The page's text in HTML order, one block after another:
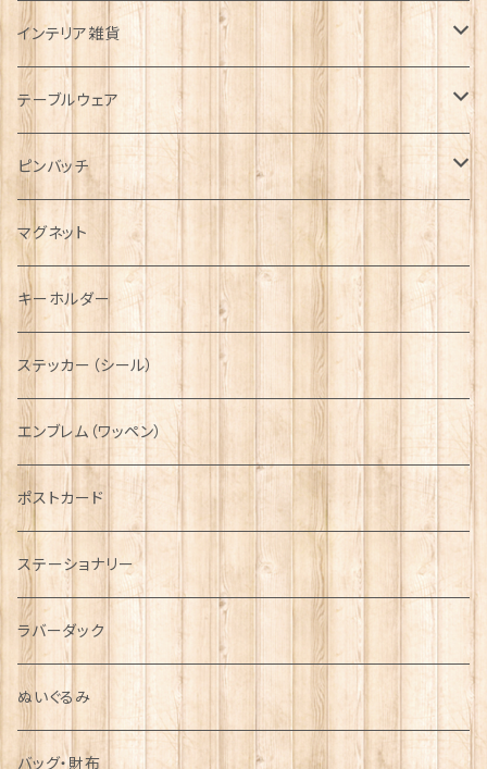
帽子
キャップ
ハンチング帽
キャスケット
ディアストーカー
Tシャツ
マフラー
タータン【Bronte by Moon】
タータン【Glencroft】
ボタンラップマフラー【Aran Traditions】
サッシュ
スカーフ
ファッションマスク
ORTAK
ブローチ
ペンダント
チャーム
その他のアクセサリー
インテリア雑貨
インテリア置物
ラブスプーン
ラブスプーン【SION LLEWELLYN】
ラブスプーン【PAUL CURTIS】
ファブリック
テーブルウェア
ティータオル
ペーパーナプキン
ティーコジー
その他テーブルウェア
ピンバッチ
ジェネラルデザイン
乗り物
動物＆植物
国旗＆紋章
音楽＆楽器
運動＆人物
シンボル
ミリタリー
NAVY
AIRFORCE
ARMY
ピューター
マグネット
キーホルダー
ステッカー（シール）
エンブレム（ワッペン）
ポストカード
ステーショナリー
ラバーダック
ぬいぐるみ
バッグ・財布